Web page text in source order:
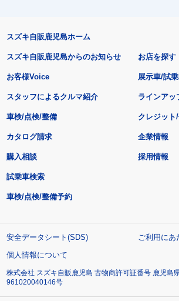
スズキ自販鹿児島ホーム
スズキ自販鹿児島からのお知らせ
お客様Voice
スタッフによるクルマ紹介
お店を探す
展示車/試
ラインアッ
車検/点検/整備 クレジット
カタログ請求
購入相談
試乗車検索
車検/点検/整備予約
企業情報
採用情報
安全データシート(SDS)
ご利用にあ
個人情報について
株式会社 スズキ自販鹿児島 古物商許可証番号 鹿児島
961020040146号